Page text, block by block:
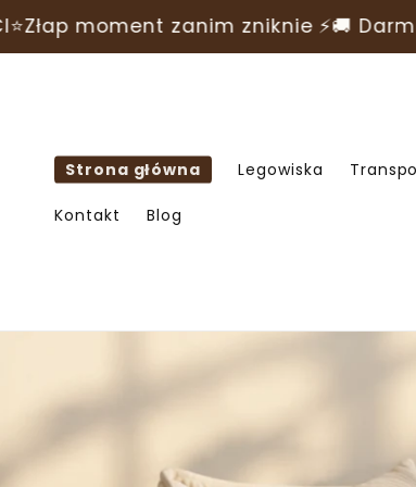
do
treści
zanim zniknie ⚡🚚 Darmowa
Strona główna Legowiska
Kontakt Blog